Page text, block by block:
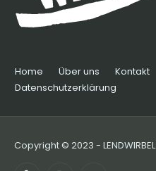
Home Über uns Kontakt
Datenschutzerklärung
Copyright © 2023 - LENDWIRBEL